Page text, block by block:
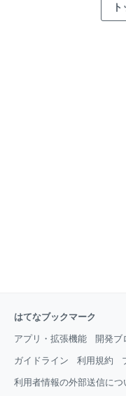
はてなブックマーク
アプリ・拡張機能 開発ブ
ガイドライン 利用規約
利用者情報の外部送信につ